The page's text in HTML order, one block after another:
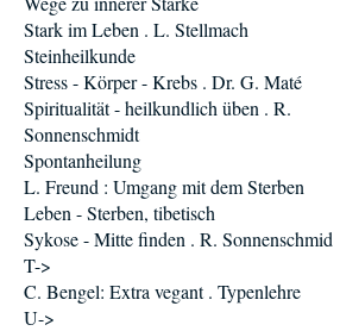
Stark im Leben . L. Stellmach
Steinheilkunde
Stress - Körper - Krebs . Dr. G. Maté
Spiritualität - heilkundlich üben . R.
Sonnenschmidt
Spontanheilung
L. Freund : Umgang mit dem Sterben
Leben - Sterben, tibetisch
Sykose - Mitte finden . R. Sonnenschmid
T->
C. Bengel: Extra vegant . Typenlehre
U->